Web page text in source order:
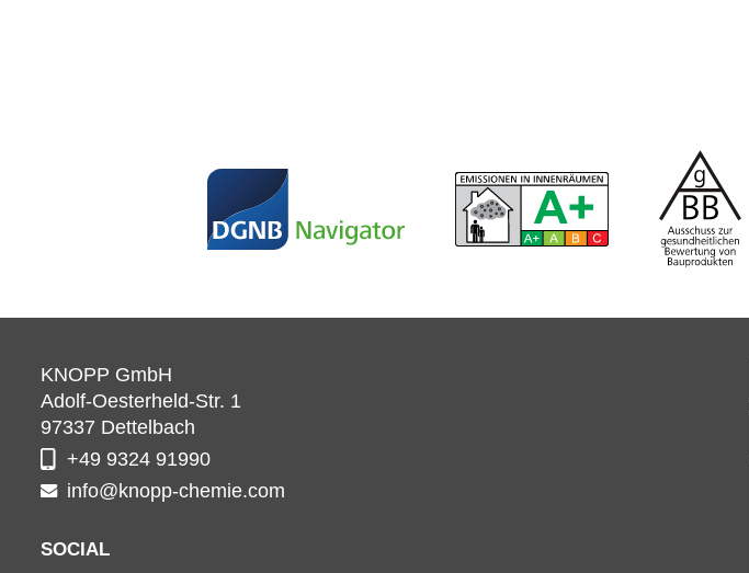
KNOPP GmbH
Adolf-Oesterheld-Str. 1
97337 Dettelbach
+49 9324 91990
info@knopp-chemie.com
SOCIAL